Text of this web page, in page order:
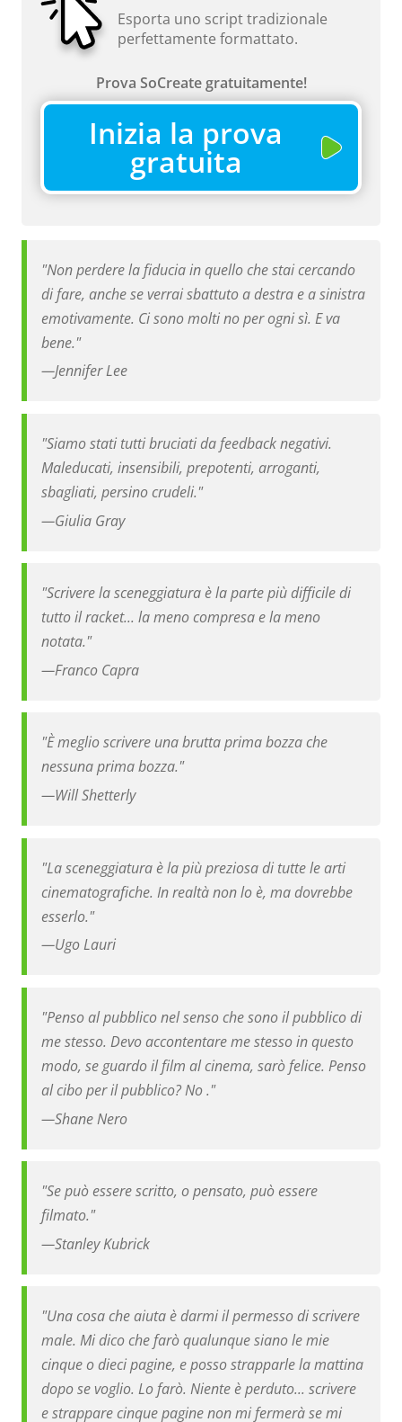
Esporta uno script tradizionale
perfettamente formattato.
Prova SoCreate gratuitamente!
Inizia la prova
gratuita
"Non perdere la fiducia in quello che stai cercando
di fare, anche se verrai sbattuto a destra e a sinistra
emotivamente. Ci sono molti no per ogni sì. E va
bene."
—Jennifer Lee
"Siamo stati tutti bruciati da feedback negativi.
Maleducati, insensibili, prepotenti, arroganti,
sbagliati, persino crudeli."
—Giulia Gray
"Scrivere la sceneggiatura è la parte più difficile di
tutto il racket... la meno compresa e la meno
notata."
—Franco Capra
"È meglio scrivere una brutta prima bozza che
nessuna prima bozza."
—Will Shetterly
"La sceneggiatura è la più preziosa di tutte le arti
cinematografiche. In realtà non lo è, ma dovrebbe
esserlo."
—Ugo Lauri
"Penso al pubblico nel senso che sono il pubblico di
me stesso. Devo accontentare me stesso in questo
modo, se guardo il film al cinema, sarò felice. Penso
al cibo per il pubblico? No ."
—Shane Nero
"Se può essere scritto, o pensato, può essere
filmato."
—Stanley Kubrick
"Una cosa che aiuta è darmi il permesso di scrivere
male. Mi dico che farò qualunque siano le mie
cinque o dieci pagine, e posso strapparle la mattina
dopo se voglio. Lo farò. Niente è perduto... scrivere
e strappare cinque pagine non mi fermerà se mi